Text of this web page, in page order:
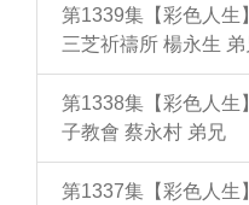
第1339集【彩色人生
三芝祈禱所 楊永生 弟
第1338集【彩色人生
子教會 蔡永村 弟兄
第1337集【彩色人生